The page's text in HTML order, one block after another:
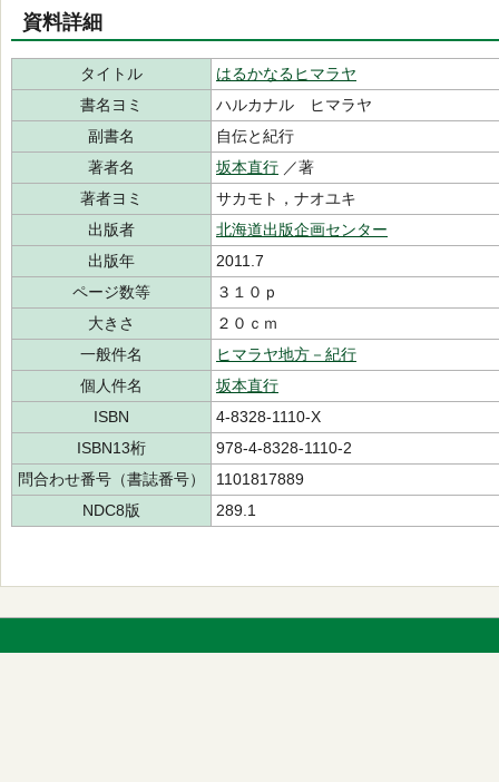
資料詳細
タイトル
はるかなるヒマラヤ
書名ヨミ
ハルカナル ヒマラヤ
副書名
自伝と紀行
著者名
坂本直行 ／著
著者ヨミ
サカモト，ナオユキ
出版者
北海道出版企画センター
出版年
2011.7
ページ数等
３１０ｐ
大きさ
２０ｃｍ
一般件名
ヒマラヤ地方－紀行
個人件名
坂本直行
ISBN
4-8328-1110-X
ISBN13桁
978-4-8328-1110-2
問合わせ番号（書誌番号）
1101817889
NDC8版
289.1